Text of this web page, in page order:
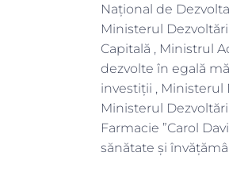
Național de
Ministerul
Capitală , Ministrul
dezvolte în egală
investiții , Ministerul
Ministerul
Farmacie ”Carol
sănătate și